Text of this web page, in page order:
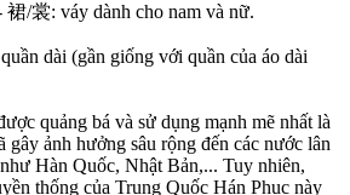
裙/裳: váy dành cho nam và nữ.
dài (gần giống với quần của áo dài
quảng bá và sử dụng mạnh mẽ nhất là
gây ảnh hưởng sâu rộng đến các nước lân
Hàn Quốc, Nhật Bản,... Tuy nhiên,
thống của Trung Quốc Hán Phục này